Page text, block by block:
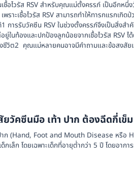
ชื้อไวรัส RSV สำหรับคุณแม่ตั้งครรภ์ เป็นอีกห
พราะเชื้อไวรัส RSV สามารถทำให้ทารกแรกเกิ
1 การรับวัคซีน RSV ในช่วงตั้งครรภ์จึงเป็นสิ่ง
ยู่ในท้องและปกป้องลูกน้อยจากเชื้อไวรัส RSV
ชีวิต2 คุณแม่หลายคนอาจมีคำถามและข้อสงสัย
ยวัคซีนมือ เท้า ปาก ต้องฉีดกี่เข็
าก (Hand, Foot and Mouth Disease หรือ
กเล็ก โดยเฉพาะเด็กที่อายุต่ำกว่า 5 ปี โดยอาก